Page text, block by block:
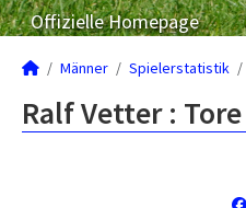
Offizielle Homepage
Männer Spielerstatistik
Ralf Vetter :